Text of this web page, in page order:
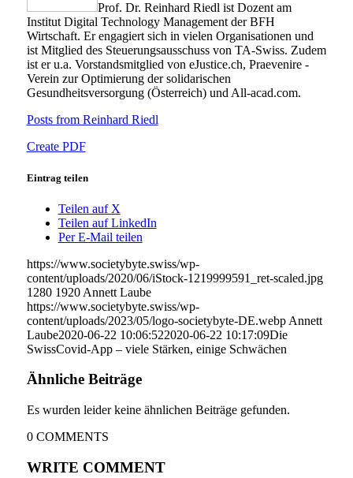
Prof. Dr. Reinhard Riedl ist Dozent am
Institut Digital Technology Management der BFH
Wirtschaft. Er engagiert sich in vielen Organisationen und
ist Mitglied des Steuerungsausschuss von TA-Swiss. Zudem
ist er u.a. Vorstandsmitglied von eJustice.ch, Praevenire -
Verein zur Optimierung der solidarischen
Gesundheitsversorgung (Österreich) und All-acad.com.
Posts from Reinhard Riedl
Create PDF
Eintrag teilen
Teilen auf X
Teilen auf LinkedIn
Per E-Mail teilen
https://www.societybyte.swiss/wp-
content/uploads/2020/06/iStock-1219999591_ret-scaled.jpg
1280 1920 Annett Laube
https://www.societybyte.swiss/wp-
content/uploads/2023/05/logo-societybyte-DE.webp Annett
Laube2020-06-22 10:06:522020-06-22 10:17:09Die
SwissCovid-App – viele Stärken, einige Schwächen
Ähnliche Beiträge
Es wurden leider keine ähnlichen Beiträge gefunden.
0 COMMENTS
WRITE COMMENT